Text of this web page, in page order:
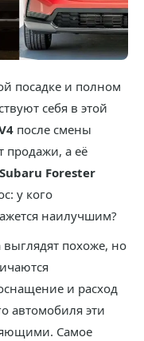
посадке и полном
себя в этой
после смены
продажи, а её
Subaru Forester
у кого
наилучшим?
похоже, но
и расход
автомобиля эти
Самое